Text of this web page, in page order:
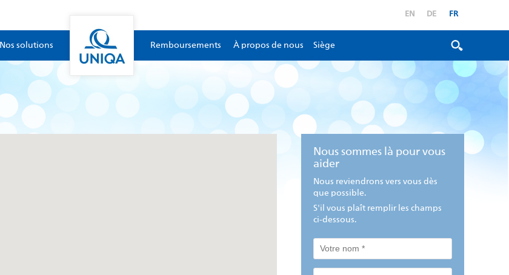
EN DE FR
Nos solutions Remboursements À propos de nous Siège
Nous sommes là pour vous
aider
Nous reviendrons vers vous dès
que possible.
S'il vous plaît remplir les champs
ci-dessous.